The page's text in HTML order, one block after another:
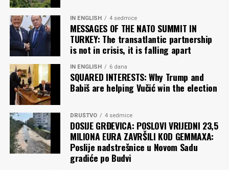
IN ENGLISH 4 sedmice
MESSAGES OF THE NATO SUMMIT IN
TURKEY: The transatlantic partnership
is not in crisis, it is falling apart
IN ENGLISH 6 dana
SQUARED INTERESTS: Why Trump and
Babiš are helping Vučić win the election
DRUŠTVO 4 sedmice
DOSIJE GRĐEVICA: POSLOVI VRIJEDNI 23,5
MILIONA EURA ZAVRŠILI KOD GEMMAXA:
Poslije nadstrešnice u Novom Sadu
gradiće po Budvi